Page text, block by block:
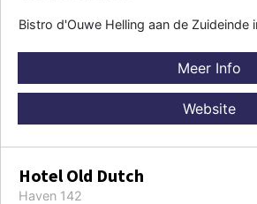
Bistro d'Ouwe Helling aan de Zuideinde
Meer Info
Website
Hotel Old Dutch
Haven 142